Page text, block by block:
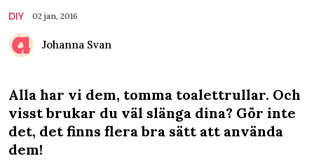
DIY 02 jan, 2016
Johanna Svan
Alla har vi dem, tomma toalettrullar. Och
visst brukar du väl slänga dina? Gör inte
det, det finns flera bra sätt att använda
dem!